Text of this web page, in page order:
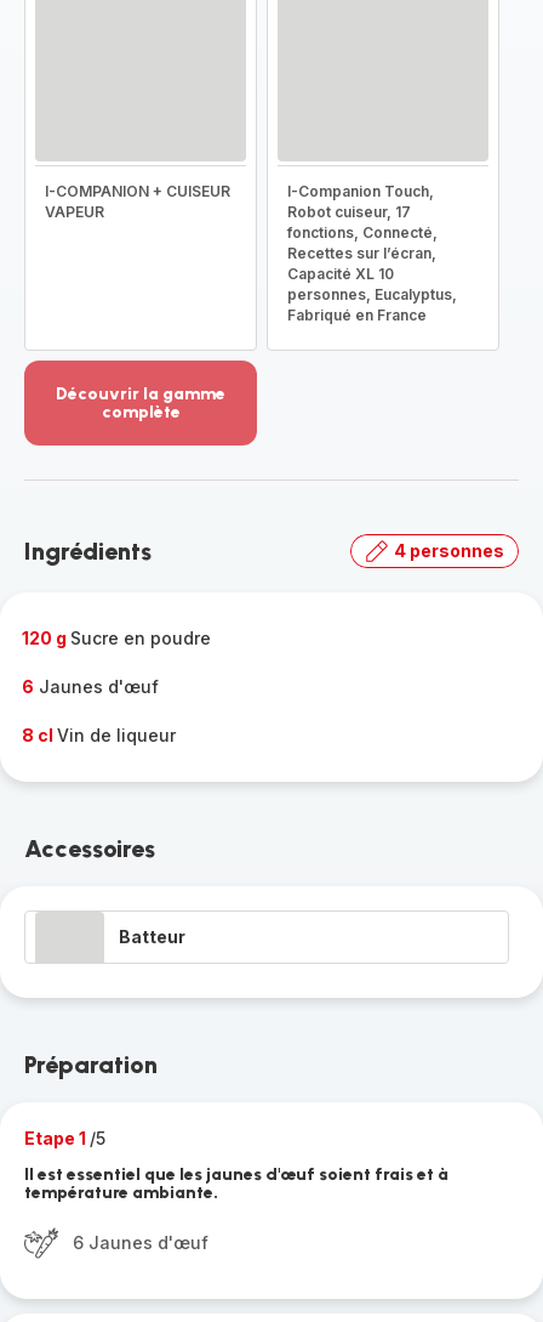
I-COMPANION + CUISEUR
VAPEUR
I-Companion Touch,
Robot cuiseur, 17
fonctions, Connecté,
Recettes sur l’écran,
Capacité XL 10
personnes, Eucalyptus,
Fabriqué en France
Découvrir la gamme
complète
-
gamme
Ingrédients 4 personnes
120 g Sucre en poudre
6 Jaunes d'œuf
8 cl Vin de liqueur
Accessoires
Batteur
Préparation
Etape 1 /5
Il est essentiel que les jaunes d'œuf soient frais et à
température ambiante.
6 Jaunes d'œuf